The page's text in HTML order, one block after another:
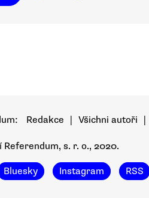
Redakce Všichni autoři
s. r. o., 2020.
Bluesky Instagram RSS